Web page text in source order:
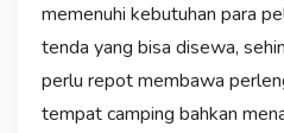
memenuhi kebutuhan para
tenda yang bisa disewa,
perlu repot membawa
tempat camping bahkan